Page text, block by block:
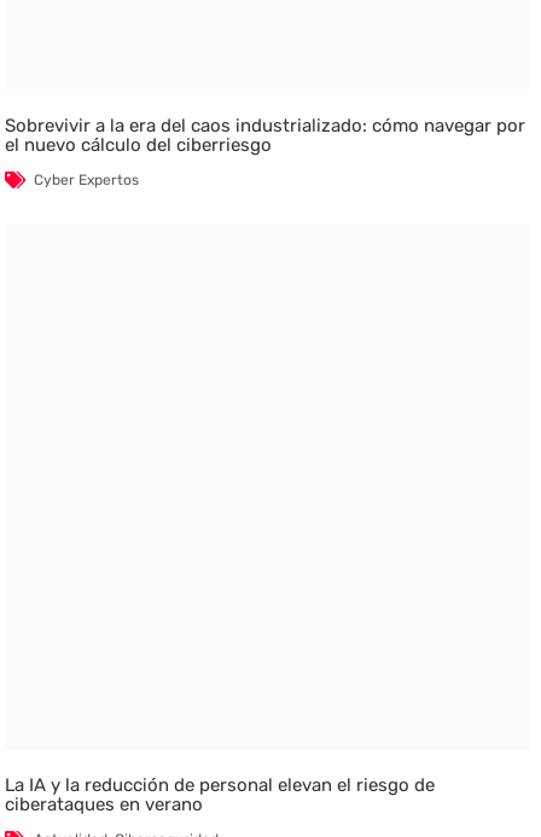
Sobrevivir a la era del caos industrializado: cómo navegar por
el nuevo cálculo del ciberriesgo
Cyber Expertos
La IA y la reducción de personal elevan el riesgo de
ciberataques en verano